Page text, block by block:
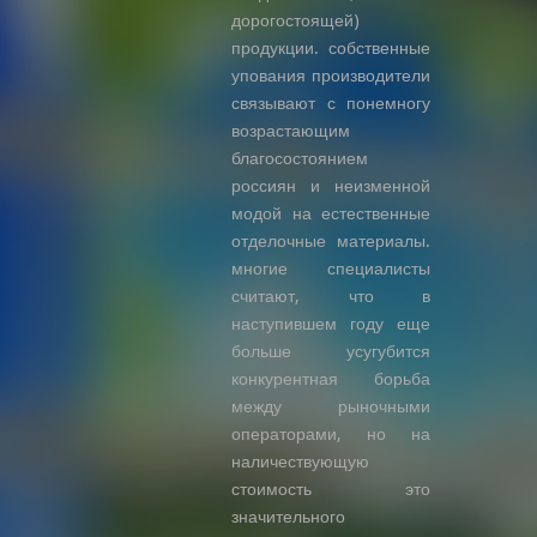
дорогостоящей)
продукции. собственные
упования производители
связывают с понемногу
возрастающим
благосостоянием
россиян и неизменной
модой на естественные
отделочные материалы.
многие специалисты
считают, что в
наступившем году еще
больше усугубится
конкурентная борьба
между рыночными
операторами, но на
наличествующую
стоимость это
значительного